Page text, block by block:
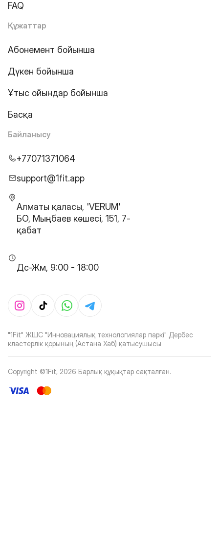
FAQ
Құжаттар
Абонемент бойынша
Дүкен бойынша
Ұтыс ойындар бойынша
Басқа
Байланысу
+77071371064
support@1fit.app
Алматы қаласы, 'VERUM'
БО, Мыңбаев көшесі, 151, 7-
қабат
Дс-Жм, 9:00 - 18:00
"1Fit" ЖШС "Инновациялық технологиялар паркі" Дербес
кластерлік қорының (Астана Хаб) қатысушысы
Copyright ©1Fit, 2026 Барлық құқықтар сақталған.